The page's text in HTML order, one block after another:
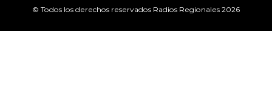
© Todos los derechos reservados Radios Regionales 2026